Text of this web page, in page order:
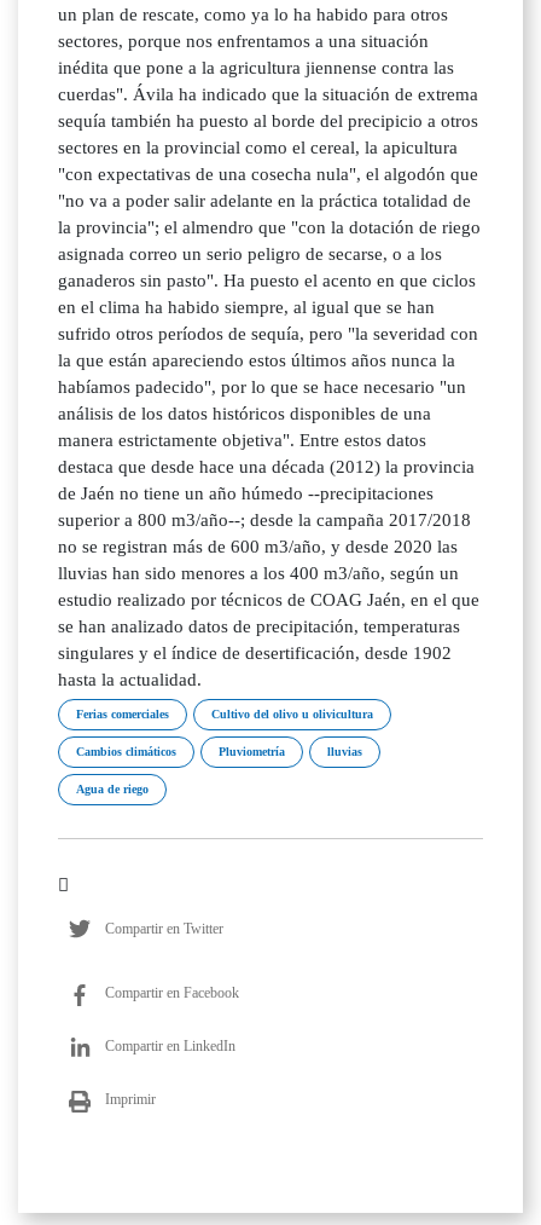
un plan de rescate, como ya lo ha habido para otros
sectores, porque nos enfrentamos a una situación
inédita que pone a la agricultura jiennense contra las
cuerdas". Ávila ha indicado que la situación de extrema
sequía también ha puesto al borde del precipicio a otros
sectores en la provincial como el cereal, la apicultura
"con expectativas de una cosecha nula", el algodón que
"no va a poder salir adelante en la práctica totalidad de
la provincia"; el almendro que "con la dotación de riego
asignada correo un serio peligro de secarse, o a los
ganaderos sin pasto". Ha puesto el acento en que ciclos
en el clima ha habido siempre, al igual que se han
sufrido otros períodos de sequía, pero "la severidad con
la que están apareciendo estos últimos años nunca la
habíamos padecido", por lo que se hace necesario "un
análisis de los datos históricos disponibles de una
manera estrictamente objetiva". Entre estos datos
destaca que desde hace una década (2012) la provincia
de Jaén no tiene un año húmedo --precipitaciones
superior a 800 m3/año--; desde la campaña 2017/2018
no se registran más de 600 m3/año, y desde 2020 las
lluvias han sido menores a los 400 m3/año, según un
estudio realizado por técnicos de COAG Jaén, en el que
se han analizado datos de precipitación, temperaturas
singulares y el índice de desertificación, desde 1902
hasta la actualidad.
Ferias comerciales Cultivo del olivo u olivicultura
Cambios climáticos Pluviometría lluvias
Agua de riego
Compartir en Twitter
Compartir en Facebook
Compartir en LinkedIn
Imprimir